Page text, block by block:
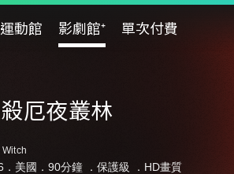
動館 影劇館⁺ 單次付費
厄夜叢林
Witch
．美國．90分鐘 ． 保護級 ．HD畫質